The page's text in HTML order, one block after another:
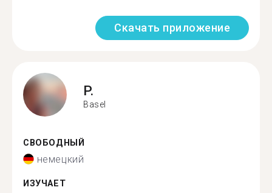
Скачать приложение
P.
Basel
СВОБОДНЫЙ
немецкий
ИЗУЧАЕТ